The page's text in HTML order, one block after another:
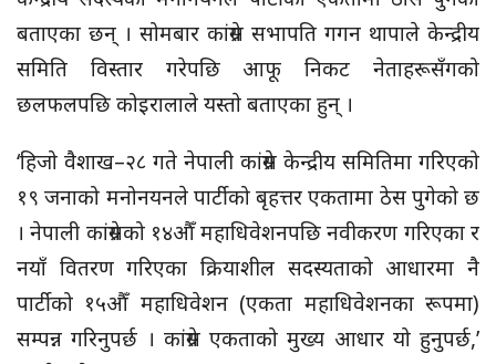
बताएका छन् । सोमबार कांग्रेस सभापति गगन थापाले केन्द्रीय
समिति विस्तार गरेपछि आफू निकट नेताहरूसँगको
छलफलपछि कोइरालाले यस्ताे बताएका हुन् ।
‘हिजो वैशाख–२८ गते नेपाली कांग्रेस केन्द्रीय समितिमा गरिएको
१९ जनाको मनोनयनले पार्टीको बृहत्तर एकतामा ठेस पुगेको छ
। नेपाली कांग्रेसको १४औँ महाधिवेशनपछि नवीकरण गरिएका र
नयाँ वितरण गरिएका क्रियाशील सदस्यताको आधारमा नै
पार्टीको १५औँ महाधिवेशन (एकता महाधिवेशनका रूपमा)
सम्पन्न गरिनुपर्छ । कांग्रेस एकताको मुख्य आधार यो हुनुपर्छ,’